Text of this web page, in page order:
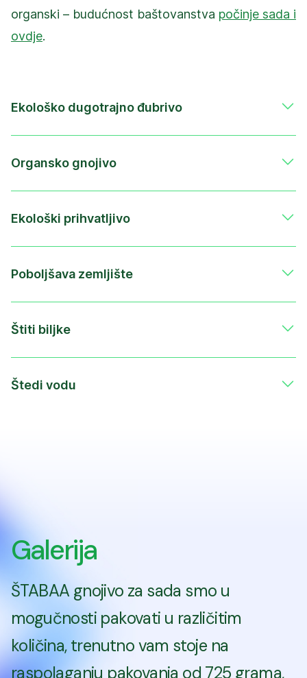
organski – budućnost baštovanstva počinje sada i
ovdje.
Ekološko dugotrajno đubrivo
Organsko gnojivo
Ekološki prihvatljivo
Poboljšava zemljište
Štiti biljke
Štedi vodu
Galerija
ŠTABAA gnojivo za sada smo u
mogučnosti pakovati u različitim
količina, trenutno vam stoje na
raspolaganju pakovanja od 725 grama,